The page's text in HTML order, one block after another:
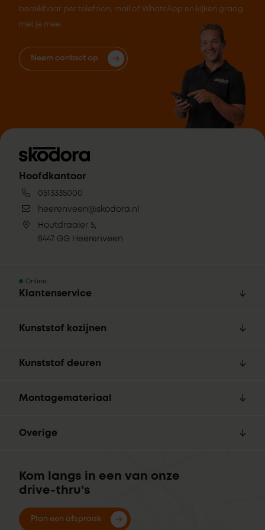
bereikbaar per telefoon, mail of WhatsApp en kijken graag
met je mee.
Neem contact op
Hoofdkantoor
0513335000
heerenveen@skodora.nl
Houtdraaier 5,
8447 GG Heerenveen
Online
Klantenservice
Kunststof kozijnen
Kunststof deuren
Montagemateriaal
Overige
Kom langs in een van onze
drive-thru's
Plan een afspraak